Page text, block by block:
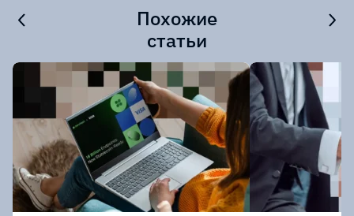
Похожие
статьи